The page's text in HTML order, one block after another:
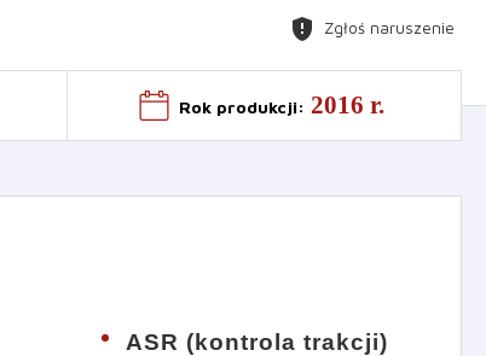
gpp_maybe Zgłoś naruszenie
Rok produkcji: 2016 r.
ASR (kontrola trakcji)